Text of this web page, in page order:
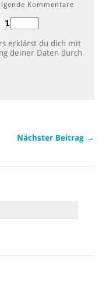
Kommentare
erklärst du dich mit
deiner Daten durch
Nächster Beitrag →